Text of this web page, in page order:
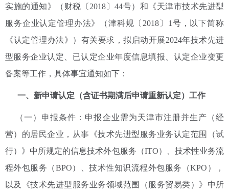
实施的通知》（财税〔2018〕44号）和《天津市技术先进型
服务企业认定管理办法》（津科规〔2018〕1号，以下简称
《认定管理办法》）有关要求，拟启动开展2024年技术先进
型服务企业认定、已认定企业年度信息填报、认定企业变更
备案等工作，具体事宜通知如下：
一、新申请认定（含证书期满后申请重新认定）工作
（一）申报条件：申报企业需为天津市注册并生产（经
营）的居民企业，从事《技术先进型服务业务认定范围（试
行）》中所规定的信息技术外包服务（ITO）、技术性业务流
程外包服务（BPO）、技术性知识流程外包服务（KPO），
以及《技术先进型服务业务领域范围（服务贸易类）》中所